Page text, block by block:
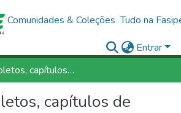
Comunidades & Coleções Tudo na
Entrar
Livros completos, capítulos de livros
capítulos de